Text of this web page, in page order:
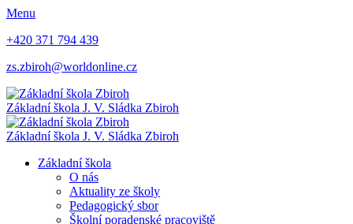
Menu
+420 371 794 439
zs.zbiroh@worldonline.cz
Základní škola J. V. Sládka Zbiroh
Základní škola J. V. Sládka Zbiroh
Základní škola
O nás
Aktuality ze školy
Pedagogický sbor
Školní poradenské pracoviště